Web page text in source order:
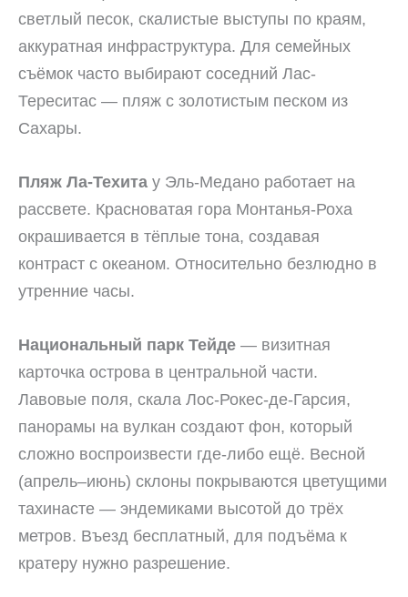
светлый песок, скалистые выступы по краям,
аккуратная инфраструктура. Для семейных
съёмок часто выбирают соседний Лас-
Тереситас — пляж с золотистым песком из
Сахары.
Пляж Ла-Техита у Эль-Медано работает на
рассвете. Красноватая гора Монтанья-Роха
окрашивается в тёплые тона, создавая
контраст с океаном. Относительно безлюдно в
утренние часы.
Национальный парк Тейде — визитная
карточка острова в центральной части.
Лавовые поля, скала Лос-Рокес-де-Гарсия,
панорамы на вулкан создают фон, который
сложно воспроизвести где-либо ещё. Весной
(апрель–июнь) склоны покрываются цветущими
тахинасте — эндемиками высотой до трёх
метров. Въезд бесплатный, для подъёма к
кратеру нужно разрешение.